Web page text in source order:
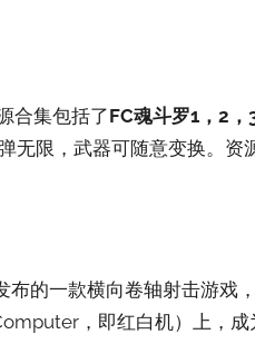
合集包括了FC魂斗罗1，2
无限，武器可随意变换。资
的一款横向卷轴射击游戏
，即红白机）上，成